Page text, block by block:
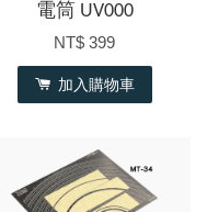
電筒 UV000
NT$ 399
加入購物車